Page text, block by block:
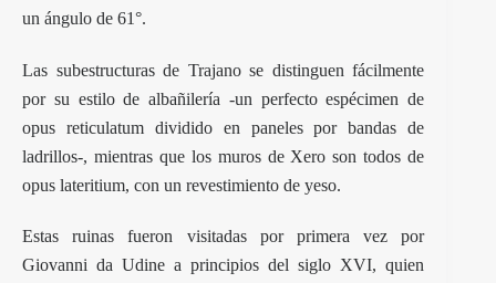
un ángulo de 61°.
Las subestructuras de Trajano se distinguen fácilmente
por su estilo de albañilería -un perfecto espécimen de
opus reticulatum dividido en paneles por bandas de
ladrillos-, mientras que los muros de Xero son todos de
opus lateritium, con un revestimiento de yeso.
Estas ruinas fueron visitadas por primera vez por
Giovanni da Udine a principios del siglo XVI, quien